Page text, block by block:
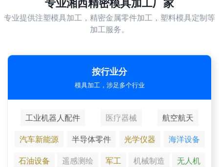
专业提供注塑模具加工，精密金属零件加工，塑料模具定制等
加工服务。
按行业分
模具加工，涉足多个行业
工业机器人配件 医疗器械
航空航天
汽车新能源
半导体零件 光学仪器
海洋设备
石油设备
遥感测绘 军工 机械制造
无人机